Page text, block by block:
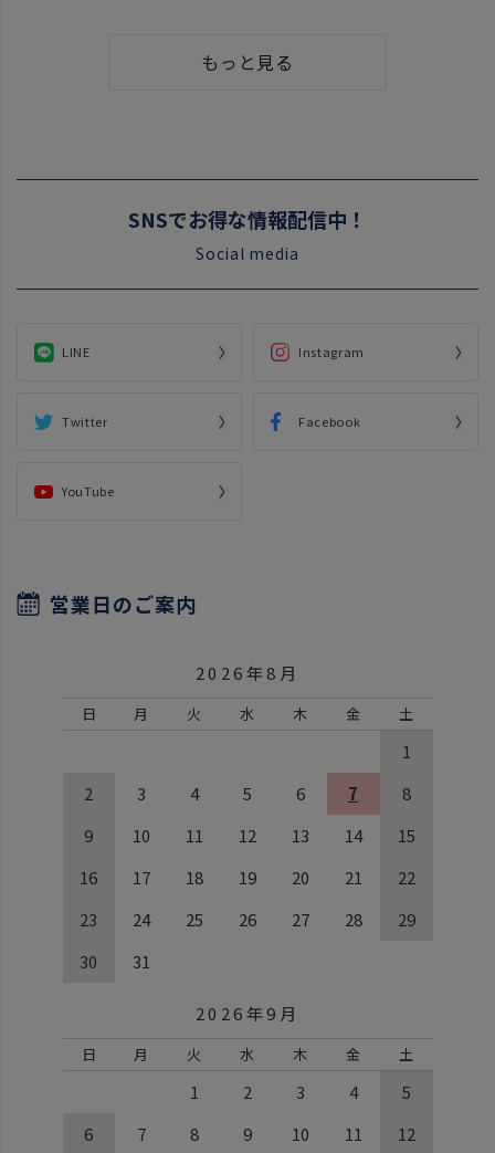
もっと見る
SNSでお得な情報配信中！
Social media
LINE Instagram
Twitter Facebook
YouTube
営業日のご案内
2026年8月
日 月 火 水 木 金 土
1
2
3 4 5 6 7
8
9
10 11 12 13 14
15
16
17 18 19 20 21
22
23
24 25 26 27 28
29
30
31
2026年9月
日 月 火 水 木 金 土
1 2 3 4
5
6
7 8 9 10 11 12